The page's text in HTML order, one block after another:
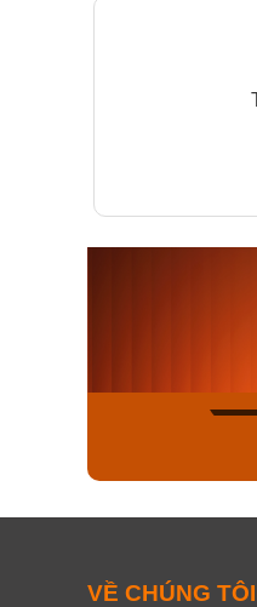
VỀ CHÚNG TÔI